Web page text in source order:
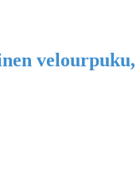
velourpuku,